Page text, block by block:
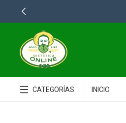
CATEGORÍAS INICIO